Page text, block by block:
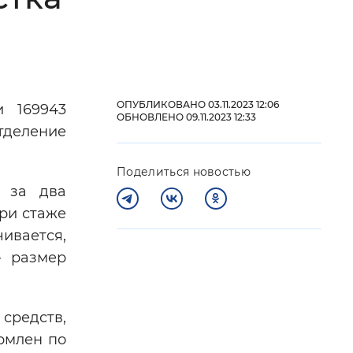
169943
за два
стаже
размер
по
ОПУБЛИКОВАНО 03.11.2023 12:06
ОБНОВЛЕНО 09.11.2023 12:33
Поделиться новостью